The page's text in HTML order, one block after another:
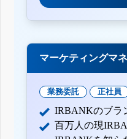
マーケティングマ
業務委託 正社員
IRBANKのブラ
百万人の現